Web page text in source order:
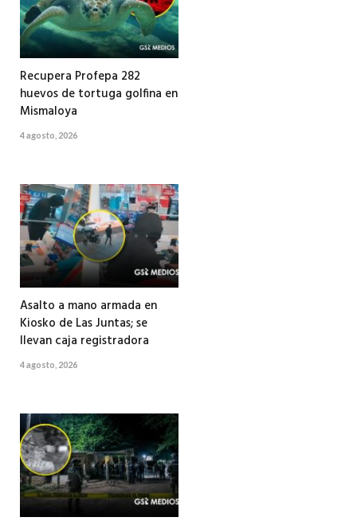
Recupera Profepa 282
huevos de tortuga golfina en
Mismaloya
4 agosto, 2026
Asalto a mano armada en
Kiosko de Las Juntas; se
llevan caja registradora
4 agosto, 2026